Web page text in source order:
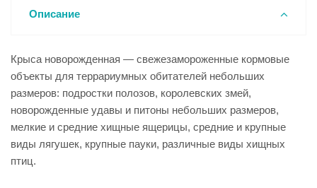
Описание
Крыса новорожденная — свежезамороженные кормовые
объекты для террариумных обитателей небольших
размеров: подростки полозов, королевских змей,
новорожденные удавы и питоны небольших размеров,
мелкие и средние хищные ящерицы, средние и крупные
виды лягушек, крупные пауки, различные виды хищных
птиц.